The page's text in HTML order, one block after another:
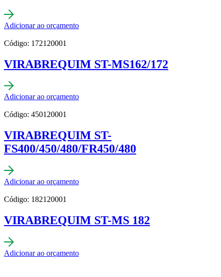
Adicionar ao orçamento
Código: 172120001
VIRABREQUIM ST-MS162/172
Adicionar ao orçamento
Código: 450120001
VIRABREQUIM ST-
FS400/450/480/FR450/480
Adicionar ao orçamento
Código: 182120001
VIRABREQUIM ST-MS 182
Adicionar ao orçamento